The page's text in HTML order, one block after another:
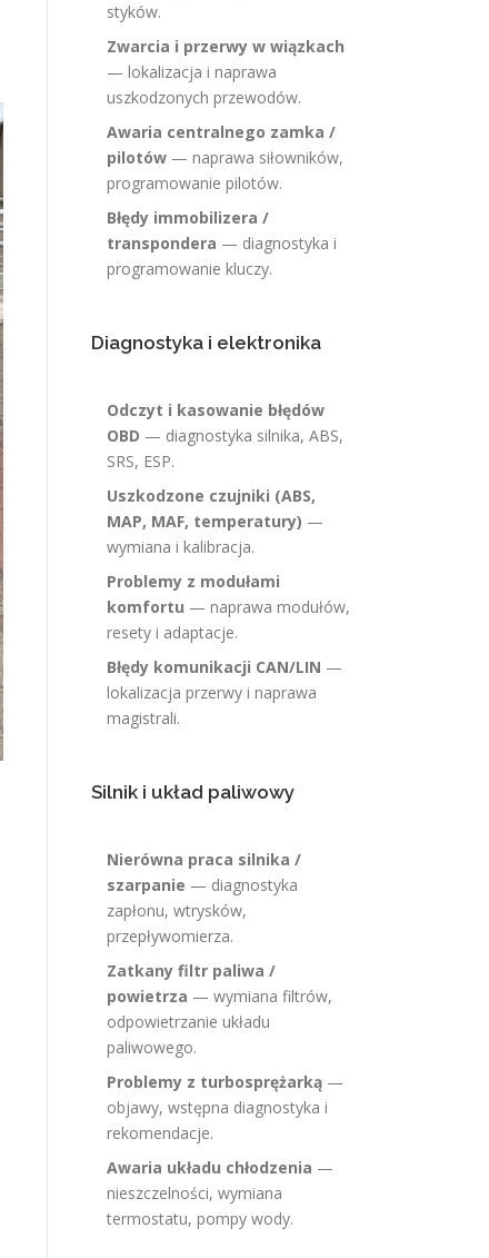
styków.
Zwarcia i przerwy w wiązkach
— lokalizacja i naprawa
uszkodzonych przewodów.
Awaria centralnego zamka /
pilotów — naprawa siłowników,
programowanie pilotów.
Błędy immobilizera /
transpondera — diagnostyka i
programowanie kluczy.
Diagnostyka i elektronika
Odczyt i kasowanie błędów
OBD — diagnostyka silnika, ABS,
SRS, ESP.
Uszkodzone czujniki (ABS,
MAP, MAF, temperatury) —
wymiana i kalibracja.
Problemy z modułami
komfortu — naprawa modułów,
resety i adaptacje.
Błędy komunikacji CAN/LIN —
lokalizacja przerwy i naprawa
magistrali.
Silnik i układ paliwowy
Nierówna praca silnika /
szarpanie — diagnostyka
zapłonu, wtrysków,
przepływomierza.
Zatkany filtr paliwa /
powietrza — wymiana filtrów,
odpowietrzanie układu
paliwowego.
Problemy z turbosprężarką —
objawy, wstępna diagnostyka i
rekomendacje.
Awaria układu chłodzenia —
nieszczelności, wymiana
termostatu, pompy wody.